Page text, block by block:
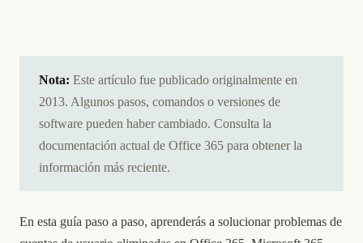
Nota: Este artículo fue publicado originalmente en
2013. Algunos pasos, comandos o versiones de
software pueden haber cambiado. Consulta la
documentación actual de Office 365 para obtener la
información más reciente.
En esta guía paso a paso, aprenderás a solucionar problemas de